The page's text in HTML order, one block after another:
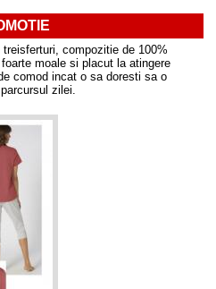
compozitie de 100%
moale si placut la atingere
comod incat o sa doresti sa o
zilei.